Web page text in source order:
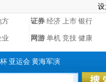
方 证券 经济 上市 银行
业 网游 单机 竞技 健康
亚运会 黄海军演